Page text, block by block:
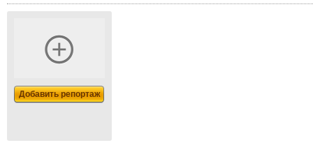
Добавить репортаж